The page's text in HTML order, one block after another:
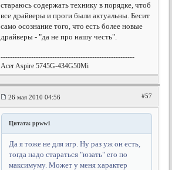
стараюсь содержать технику в порядке, чтоб
все драйверы и проги были актуальны. Бесит
само осознание того, что есть более новые
драйверы - "да не про нашу честь".
---------------------------------------------------------
Acer Aspire 5745G-434G50Mi
26 мая 2010 04:56 #57
Цитата: ppww1
Да я тоже не для игр. Ну раз уж он есть,
тогда надо стараться "юзать" его по
максимуму. Может у меня характер